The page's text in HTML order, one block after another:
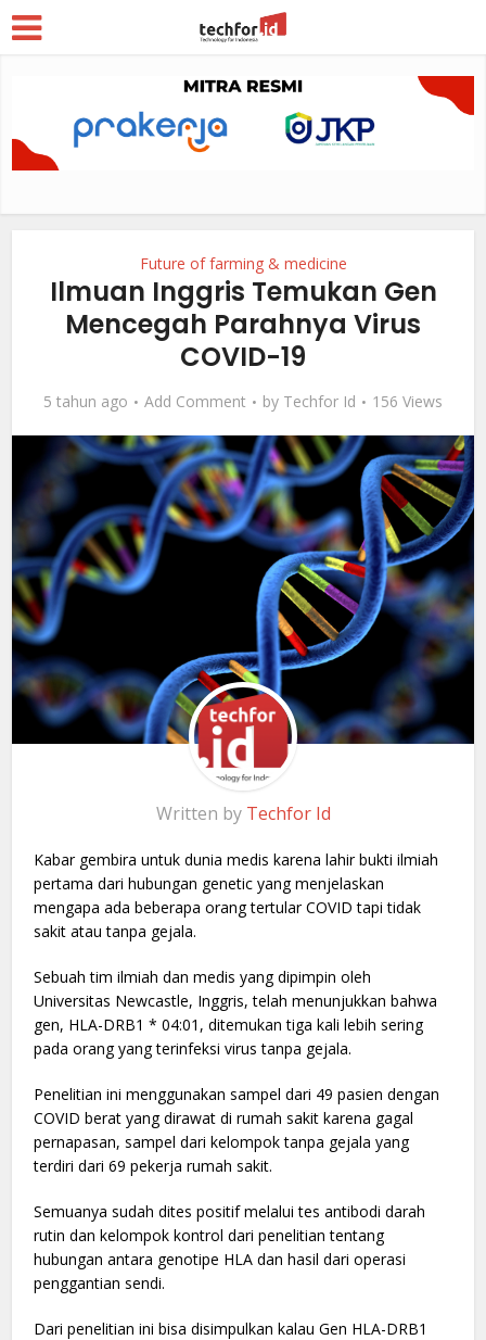
Future of farming & medicine
Ilmuan Inggris Temukan Gen
Mencegah Parahnya Virus
COVID-19
5 tahun ago Add Comment by Techfor Id 156 Views
Written by Techfor Id
Kabar gembira untuk dunia medis karena lahir bukti ilmiah
pertama dari hubungan genetic yang menjelaskan
mengapa ada beberapa orang tertular COVID tapi tidak
sakit atau tanpa gejala.
Sebuah tim ilmiah dan medis yang dipimpin oleh
Universitas Newcastle, Inggris, telah menunjukkan bahwa
gen, HLA-DRB1 * 04:01, ditemukan tiga kali lebih sering
pada orang yang terinfeksi virus tanpa gejala.
Penelitian ini menggunakan sampel dari 49 pasien dengan
COVID berat yang dirawat di rumah sakit karena gagal
pernapasan, sampel dari kelompok tanpa gejala yang
terdiri dari 69 pekerja rumah sakit.
Semuanya sudah dites positif melalui tes antibodi darah
rutin dan kelompok kontrol dari penelitian tentang
hubungan antara genotipe HLA dan hasil dari operasi
penggantian sendi.
Dari penelitian ini bisa disimpulkan kalau Gen HLA-DRB1